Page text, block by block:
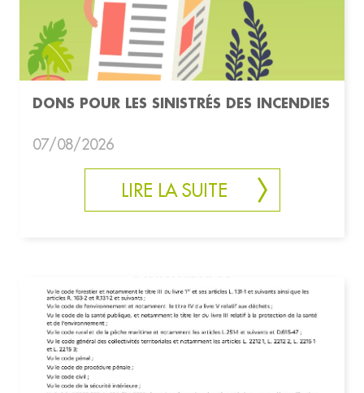
DONS POUR LES SINISTRÉS DES INCENDIES
07/08/2026
LIRE LA SUITE